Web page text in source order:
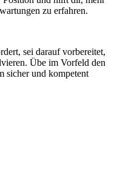
zu erfahren.
sei darauf vorbereitet,
Übe im Vorfeld den
sicher und kompetent